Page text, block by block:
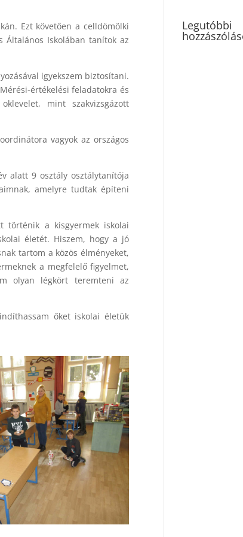
Ezt követően a celldömölki
Általános Iskolában tanítok az
igyekszem biztosítani.
értékelési feladatokra és
mint szakvizsgázott
vagyok az országos
alatt 9 osztály osztálytanítója
amelyre tudtak építeni
történik a kisgyermek iskolai
életét. Hiszem, hogy a jó
tartom a közös élményeket,
a megfelelő figyelmet,
olyan légkört teremteni az
őket iskolai életük
Legutóbbi